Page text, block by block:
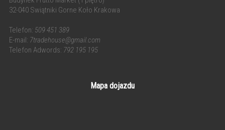
32-040 Swiątniki Gorne Koło Krakowa
Telefon: 509 451 389
E-mail: 7tradehouse@gmail.com
Telefon Adwords: 792 195 195
Mapa dojazdu